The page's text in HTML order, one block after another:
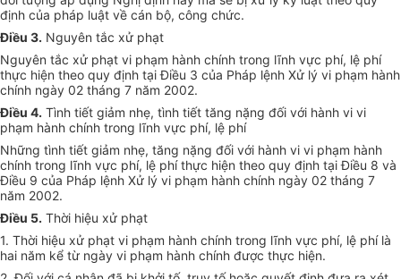
định của pháp luật về cán bộ, công chức.
Điều 3. Nguyên tắc xử phạt
Nguyên tắc xử phạt vi phạm hành chính trong lĩnh vực phí, lệ phí
thực hiện theo quy định tại Điều 3 của Pháp lệnh Xử lý vi phạm hành
chính ngày 02 tháng 7 năm 2002.
Điều 4. Tình tiết giảm nhẹ, tình tiết tăng nặng đối với hành vi vi
phạm hành chính trong lĩnh vực phí, lệ phí
Những tình tiết giảm nhẹ, tăng nặng đối với hành vi vi phạm hành
chính trong lĩnh vực phí, lệ phí thực hiện theo quy định tại Điều 8 và
Điều 9 của Pháp lệnh Xử lý vi phạm hành chính ngày 02 tháng 7
năm 2002.
Điều 5. Thời hiệu xử phạt
1. Thời hiệu xử phạt vi phạm hành chính trong lĩnh vực phí, lệ phí là
hai năm kể từ ngày vi phạm hành chính được thực hiện.